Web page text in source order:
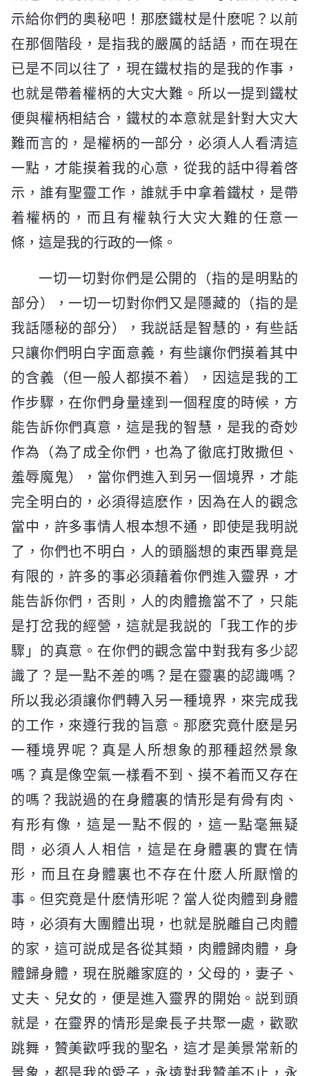
示給你們的奥秘吧！那麽鐵杖是什麽呢？以前
在那個階段，是指我的嚴厲的話語，而在現在
已是不同以往了，現在鐵杖指的是我的作事，
也就是帶着權柄的大灾大難。所以一提到鐵杖
便與權柄相結合，鐵杖的本意就是針對大灾大
難而言的，是權柄的一部分，必須人人看清這
一點，才能摸着我的心意，從我的話中得着啓
示，誰有聖靈工作，誰就手中拿着鐵杖，是帶
着權柄的，而且有權執行大灾大難的任意一
條，這是我的行政的一條。
一切一切對你們是公開的（指的是明點的
部分），一切一切對你們又是隱藏的（指的是
我話隱秘的部分），我説話是智慧的，有些話
只讓你們明白字面意義，有些讓你們摸着其中
的含義（但一般人都摸不着），因這是我的工
作步驟，在你們身量達到一個程度的時候，方
能告訴你們真意，這是我的智慧，是我的奇妙
作為（為了成全你們，也為了徹底打敗撒但、
羞辱魔鬼），當你們進入到另一個境界，才能
完全明白的，必須得這麽作，因為在人的觀念
當中，許多事情人根本想不通，即使是我明説
了，你們也不明白，人的頭腦想的東西畢竟是
有限的，許多的事必須藉着你們進入靈界，才
能告訴你們，否則，人的肉體擔當不了，只能
是打岔我的經營，這就是我説的「我工作的步
驟」的真意。在你們的觀念當中對我有多少認
識了？是一點不差的嗎？是在靈裏的認識嗎？
所以我必須讓你們轉入另一種境界，來完成我
的工作，來遵行我的旨意。那麽究竟什麽是另
一種境界呢？真是人所想象的那種超然景象
嗎？真是像空氣一樣看不到、摸不着而又存在
的嗎？我説過的在身體裏的情形是有骨有肉、
有形有像，這是一點不假的，這一點毫無疑
問，必須人人相信，這是在身體裏的實在情
形，而且在身體裏也不存在什麽人所厭憎的
事。但究竟是什麽情形呢？當人從肉體到身體
時，必須有大團體出現，也就是脱離自己肉體
的家，這可説成是各從其類，肉體歸肉體，身
體歸身體，現在脱離家庭的，父母的，妻子、
丈夫、兒女的，便是進入靈界的開始。説到頭
就是，在靈界的情形是衆長子共聚一處，歡歌
跳舞，贊美歡呼我的聖名，這才是美景常新的